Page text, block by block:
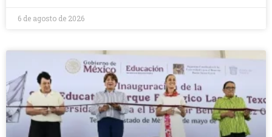
6 de agosto de 2026